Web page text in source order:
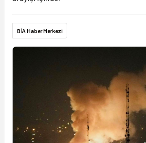
BİA Haber Merkezi